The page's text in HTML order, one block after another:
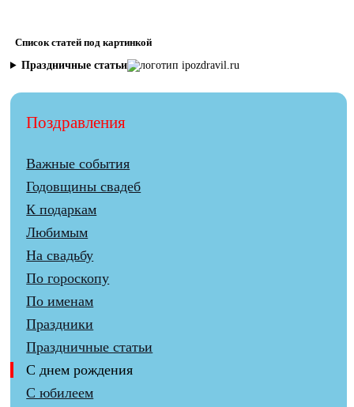
Список статей под картинкой
Праздничные статьи
Поздравления
Важные события
Годовщины свадеб
К подаркам
Любимым
На свадьбу
По гороскопу
По именам
Праздники
Праздничные статьи
С днем рождения
С юбилеем